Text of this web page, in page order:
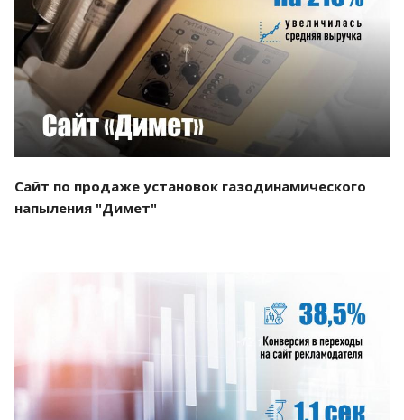
Смотреть проект
Сайт по продаже установок газодинамического
напыления "Димет"